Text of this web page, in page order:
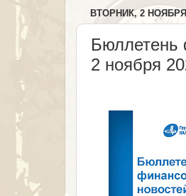
ВТОРНИК, 2 НОЯБРЯ
Бюллетень
2 ноября